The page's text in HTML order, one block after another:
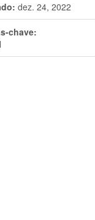
dez. 24, 2022
chave: